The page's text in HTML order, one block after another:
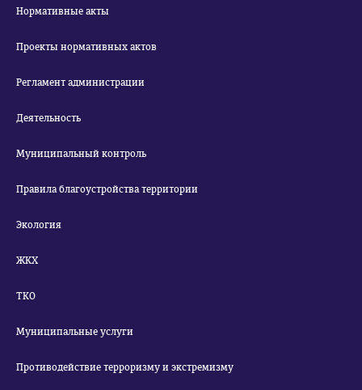
Нормативные акты
Проекты нормативных актов
Регламент администрации
Деятельность
Муниципальный контроль
Правила благоустройства территории
Экология
ЖКХ
ТКО
Муниципальные услуги
Противодействие терроризму и экстремизму